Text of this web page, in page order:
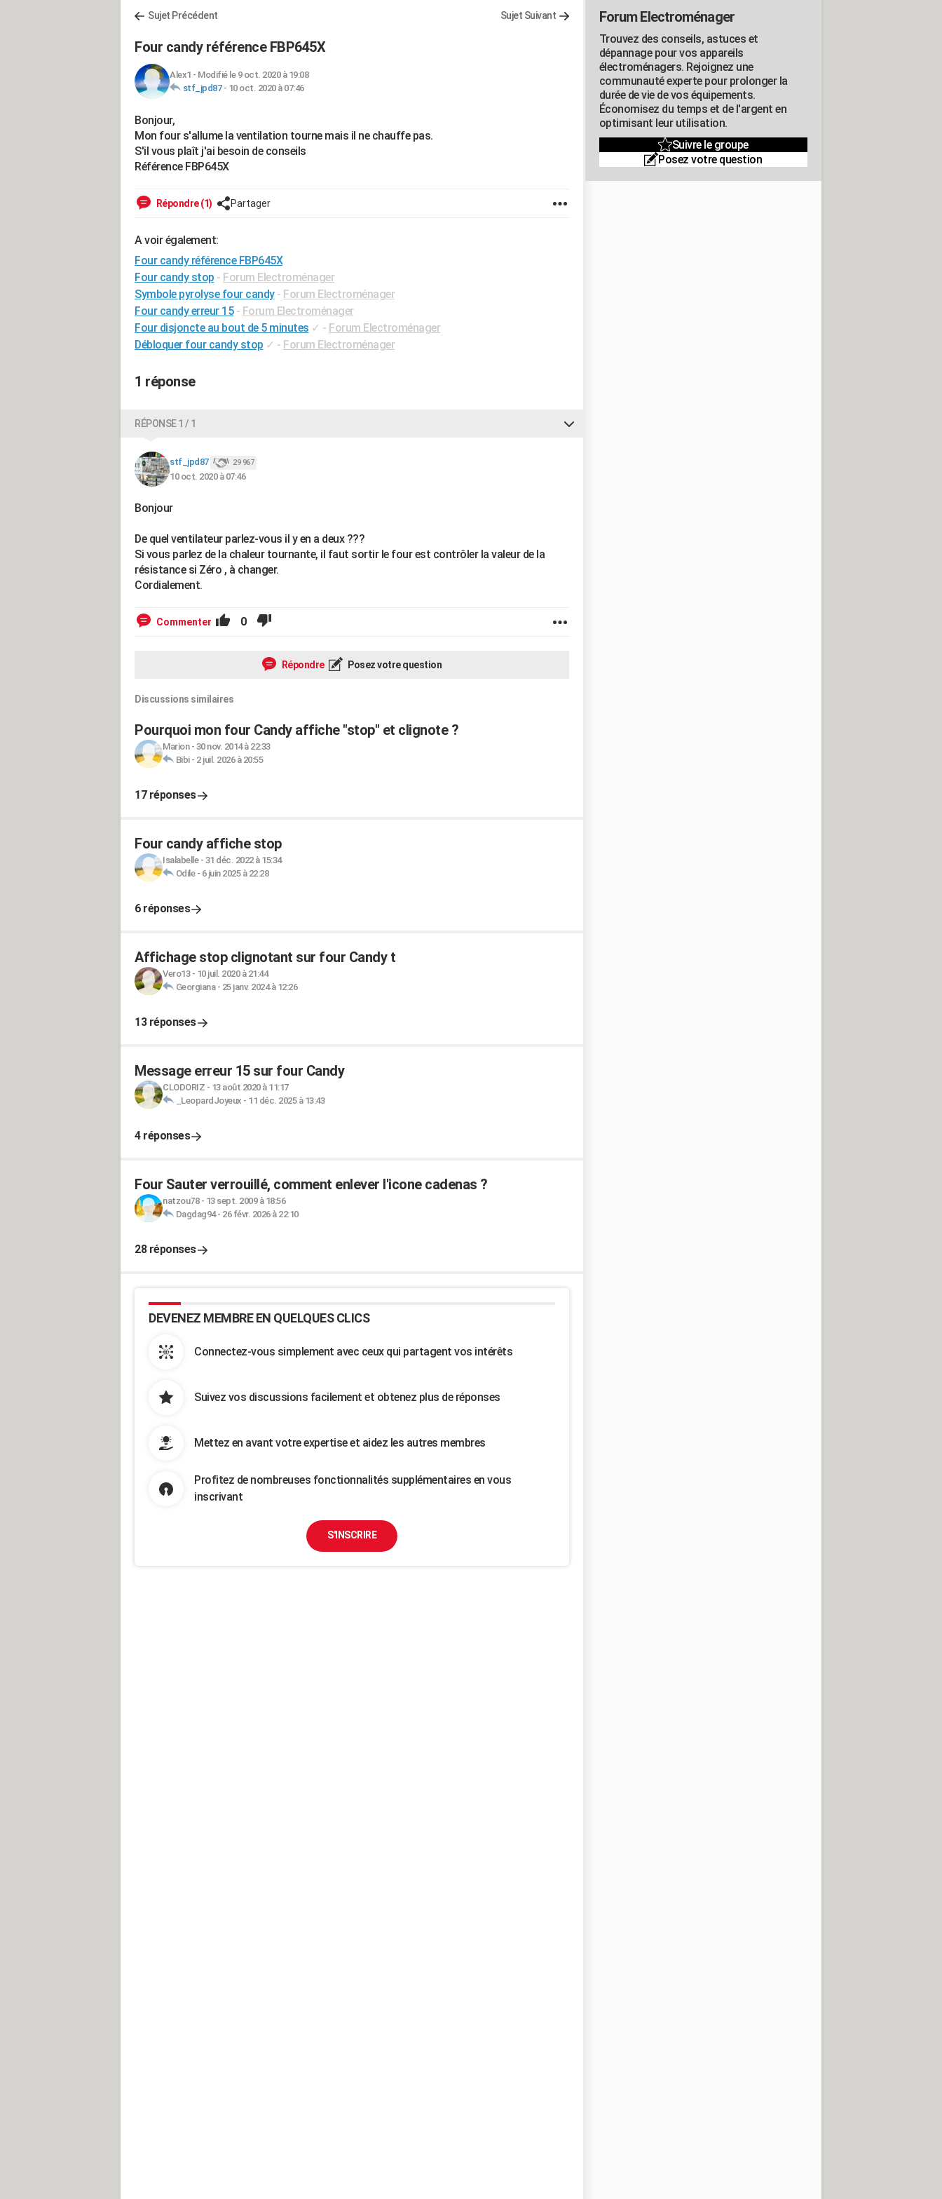
Sujet Précédent Sujet Suivant
Four candy référence FBP645X
Alex1 - Modifié le 9 oct. 2020 à 19:08
stf_jpd87- 10 oct. 2020 à 07:46
Bonjour,
Mon four s'allume la ventilation tourne mais il ne chauffe pas.
S'il vous plaît j'ai besoin de conseils
Référence FBP645X
Répondre (1) Partager
A voir également:
Four candy référence FBP645X
Four candy stop - Forum Electroménager
Symbole pyrolyse four candy - Forum Electroménager
Four candy erreur 15 - Forum Electroménager
Four disjoncte au bout de 5 minutes ✓ - Forum Electroménager
Débloquer four candy stop ✓ - Forum Electroménager
1 réponse
RÉPONSE 1 / 1
stf_jpd87 29 967
10 oct. 2020 à 07:46
Bonjour
De quel ventilateur parlez-vous il y en a deux ???
Si vous parlez de la chaleur tournante, il faut sortir le four est contrôler la valeur de la
résistance si Zéro , à changer.
Cordialement.
Commenter 0
Répondre Posez votre question
Discussions similaires
Pourquoi mon four Candy affiche "stop" et clignote ?
Marion- 30 nov. 2014 à 22:33
Bibi- 2 juil. 2026 à 20:55
17 réponses
Four candy affiche stop
Isalabelle- 31 déc. 2022 à 15:34
Odile- 6 juin 2025 à 22:28
6 réponses
Affichage stop clignotant sur four Candy t
Vero13- 10 juil. 2020 à 21:44
Georgiana- 25 janv. 2024 à 12:26
13 réponses
Message erreur 15 sur four Candy
CLODORIZ - 13 août 2020 à 11:17
_LeopardJoyeux - 11 déc. 2025 à 13:43
4 réponses
Four Sauter verrouillé, comment enlever l'icone cadenas ?
natzou78- 13 sept. 2009 à 18:56
Dagdag94- 26 févr. 2026 à 22:10
28 réponses
DEVENEZ MEMBRE EN QUELQUES CLICS
Connectez-vous simplement avec ceux qui partagent vos intérêts
Suivez vos discussions facilement et obtenez plus de réponses
Mettez en avant votre expertise et aidez les autres membres
Profitez de nombreuses fonctionnalités supplémentaires en vous
inscrivant
S'INSCRIRE
Forum Electroménager
Trouvez des conseils, astuces et
dépannage pour vos appareils
électroménagers. Rejoignez une
communauté experte pour prolonger la
durée de vie de vos équipements.
Économisez du temps et de l'argent en
optimisant leur utilisation.
Suivre le groupe
Posez votre question